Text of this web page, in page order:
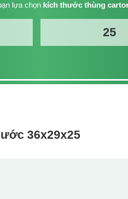
lựa chọn kích thước thùng
36x29x25